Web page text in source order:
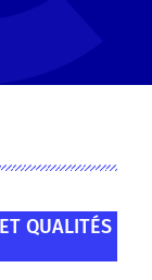
QUALITÉS